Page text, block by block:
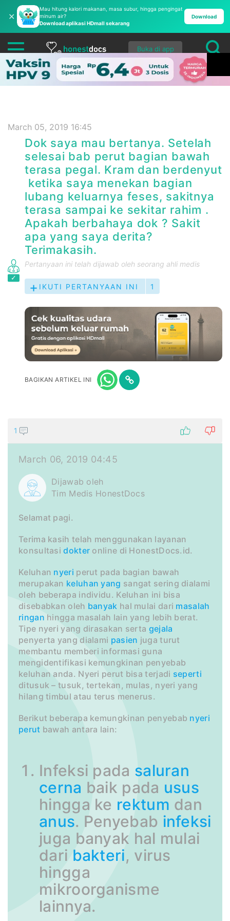
✕
Mau hitung kalori makanan, masa subur, hingga pengingat
minum air?
Download aplikasi HDmall sekarang
Download
Buka di app
March 05, 2019 16:45
Dok saya mau bertanya. Setelah
selesai bab perut bagian bawah
terasa pegal. Kram dan berdenyut
ketika saya menekan bagian
lubang keluarnya feses, sakitnya
terasa sampai ke sekitar rahim .
Apakah berbahaya dok ? Sakit
apa yang saya derita?
Terimakasih.
Pertanyaan ini telah dijawab oleh seorang ahli medis
IKUTI PERTANYAAN INI 1
BAGIKAN ARTIKEL INI
1
March 06, 2019 04:45
Dijawab oleh
Tim Medis HonestDocs
Selamat pagi.
Terima kasih telah menggunakan layanan
konsultasidokter online di HonestDocs.id.
Keluhan nyeri perut pada bagian bawah
merupakan keluhan yang sangat sering dialami
oleh beberapa individu. Keluhan ini bisa
disebabkan oleh banyak hal mulai dari masalah
ringan hingga masalah lain yang lebih berat.
Tipe nyeri yang dirasakan serta gejala
penyerta yang dialami pasien juga turut
membantu memberi informasi guna
mengidentifikasi kemungkinan penyebab
keluhan anda. Nyeri perut bisa terjadi seperti
ditusuk – tusuk, tertekan, mulas, nyeri yang
hilang timbul atau terus menerus.
Berikut beberapa kemungkinan penyebab nyeri
perut bawah antara lain:
Infeksi pada saluran
cerna baik pada usus
hingga ke rektum dan
anus. Penyebab infeksi
juga banyak hal mulai
dari bakteri, virus
hingga
mikroorganisme
lainnya.